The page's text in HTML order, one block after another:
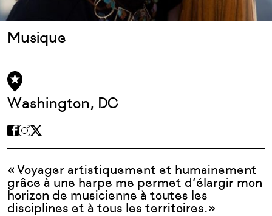
Musique
Washington, DC
« Voyager artistiquement et humainement
grâce à une harpe me permet d’élargir mon
horizon de musicienne à toutes les
disciplines et à tous les territoires. »